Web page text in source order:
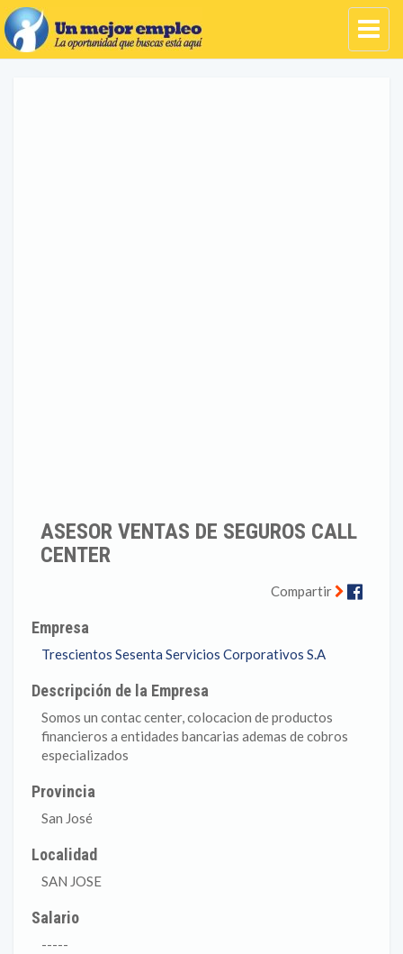
ASESOR VENTAS DE SEGUROS CALL
CENTER
Compartir
Empresa
Trescientos Sesenta Servicios Corporativos S.A
Descripción de la Empresa
Somos un contac center, colocacion de productos
financieros a entidades bancarias ademas de cobros
especializados
Provincia
San José
Localidad
SAN JOSE
Salario
-----